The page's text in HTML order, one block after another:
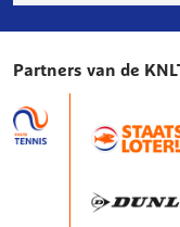
Partners van de